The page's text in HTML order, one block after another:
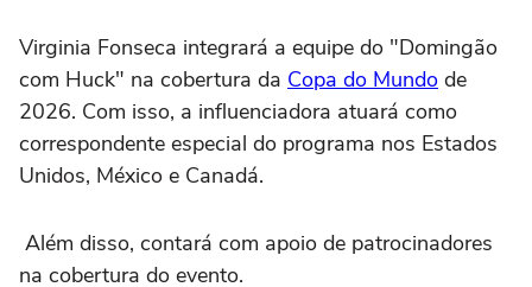
Virginia Fonseca integrará a equipe do "Domingão
com Huck" na cobertura da Copa do Mundo de
2026. Com isso, a influenciadora atuará como
correspondente especial do programa nos Estados
Unidos, México e Canadá.
Além disso, contará com apoio de patrocinadores
na cobertura do evento.